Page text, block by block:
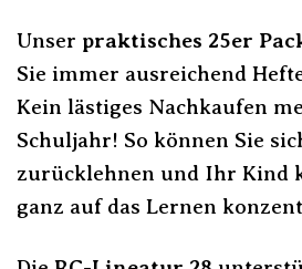
Unser praktisches 25er
Sie immer ausreichend
Kein lästiges Nachkaufen
Schuljahr! So können Sie
zurücklehnen und Ihr Kind
ganz auf das Lernen